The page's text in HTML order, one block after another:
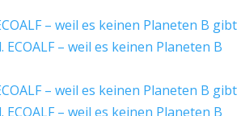
– weil es keinen Planeten B gibt
– weil es keinen Planeten B gibt